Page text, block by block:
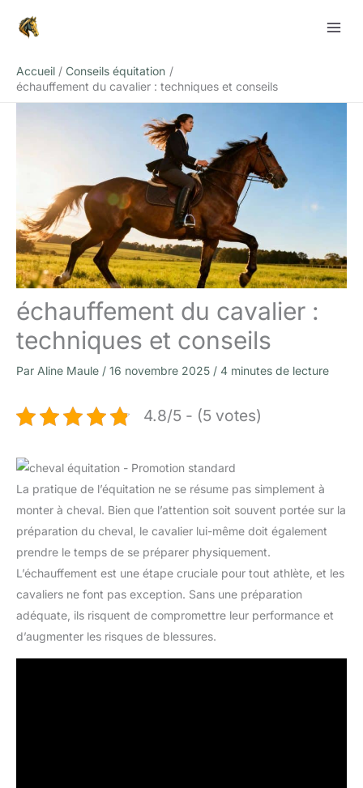
Accueil
Conseils équitation
échauffement du cavalier : techniques et conseils
échauffement du cavalier :
techniques et conseils
Par Aline Maule / 16 novembre 2025 / 4 minutes de lecture
4.8/5 - (5 votes)
La pratique de l’équitation ne se résume pas simplement à
monter à cheval. Bien que l’attention soit souvent portée sur la
préparation du cheval, le cavalier lui-même doit également
prendre le temps de se préparer physiquement.
L’échauffement est une étape cruciale pour tout athlète, et les
cavaliers ne font pas exception. Sans une préparation
adéquate, ils risquent de compromettre leur performance et
d’augmenter les risques de blessures.